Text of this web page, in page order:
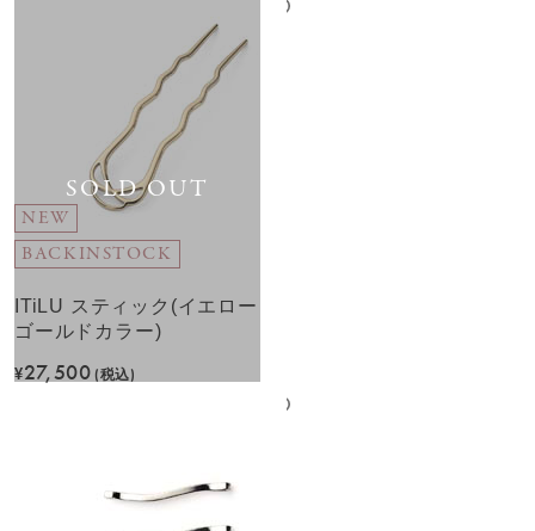
SOLD OUT
NEW
BACKINSTOCK
ITiLU スティック(イエロー
ゴールドカラー)
¥27,500(税込)